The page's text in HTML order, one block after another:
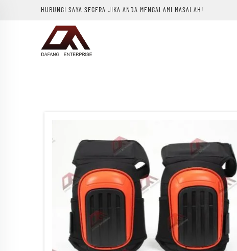
HUBUNGI SAYA SEGERA JIKA ANDA MENGALAMI MASALAH!